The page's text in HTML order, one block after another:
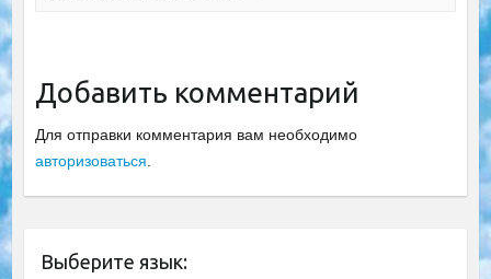
Добавить комментарий
Для отправки комментария вам необходимо
авторизоваться.
Выберите язык: